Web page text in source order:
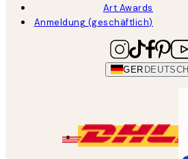
Art Awards
Anmeldung (geschäftlich)
GER DEUTSCH